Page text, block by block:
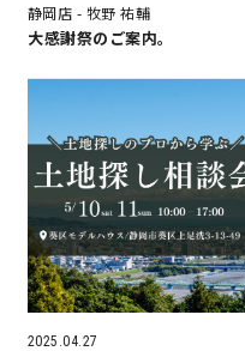
家具まで標準仕様
身体に優しい自然
耐震等級3 & 許容
徹底したコストダ
静岡店 - 牧野 祐輔
大感謝祭のご案内。
2025.04.27